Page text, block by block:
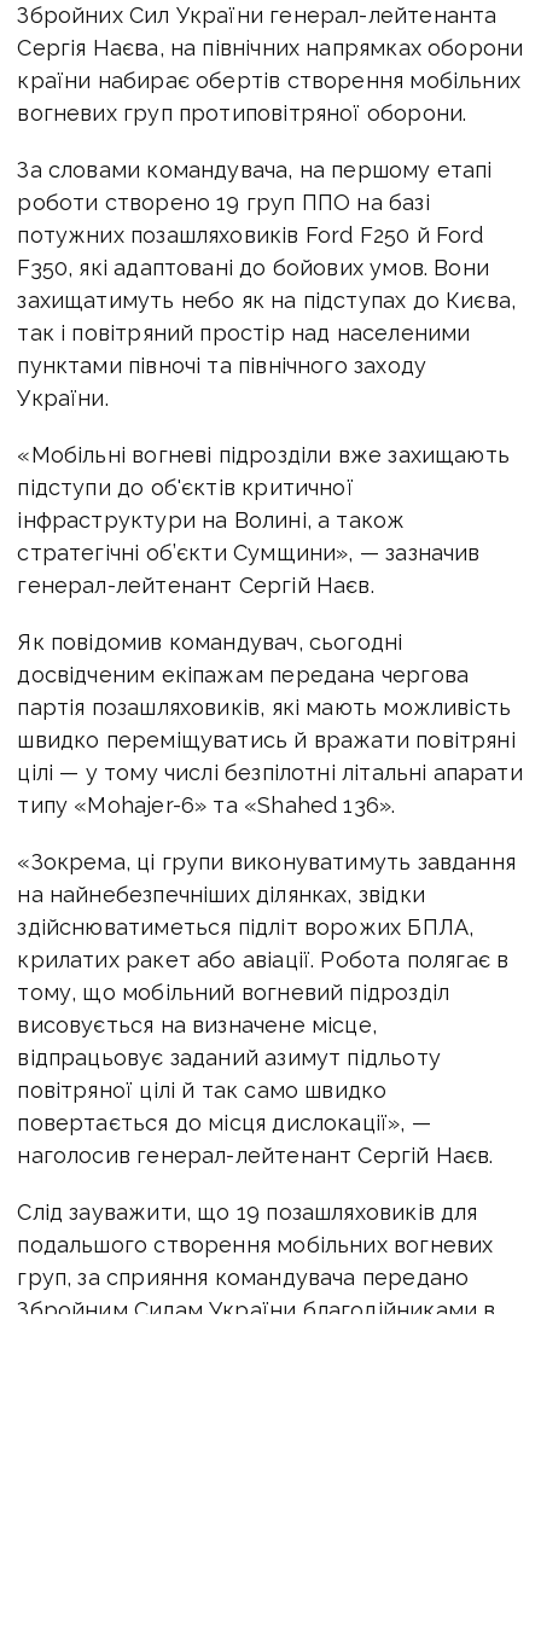
Збройних Сил України генерал-лейтенанта
Сергія Наєва, на північних напрямках оборони
країни набирає обертів створення мобільних
вогневих груп протиповітряної оборони.
За словами командувача, на першому етапі
роботи створено 19 груп ППО на базі
потужних позашляховиків Ford F250 й Ford
F350, які адаптовані до бойових умов. Вони
захищатимуть небо як на підступах до Києва,
так і повітряний простір над населеними
пунктами півночі та північного заходу
України.
«Мобільні вогневі підрозділи вже захищають
підступи до об'єктів критичної
інфраструктури на Волині, а також
стратегічні об’єкти Сумщини», — зазначив
генерал-лейтенант Сергій Наєв.
Як повідомив командувач, сьогодні
досвідченим екіпажам передана чергова
партія позашляховиків, які мають можливість
швидко переміщуватись й вражати повітряні
цілі — у тому числі безпілотні літальні апарати
типу «Mohajer-6» та «Shahed 136».
«Зокрема, ці групи виконуватимуть завдання
на найнебезпечніших ділянках, звідки
здійснюватиметься підліт ворожих БПЛА,
крилатих ракет або авіації. Робота полягає в
тому, що мобільний вогневий підрозділ
висовується на визначене місце,
відпрацьовує заданий азимут підльоту
повітряної цілі й так само швидко
повертається до місця дислокації», —
наголосив генерал-лейтенант Сергій Наєв.
Слід зауважити, що 19 позашляховиків для
подальшого створення мобільних вогневих
груп, за сприяння командувача передано
Збройним Силам України благодійниками в